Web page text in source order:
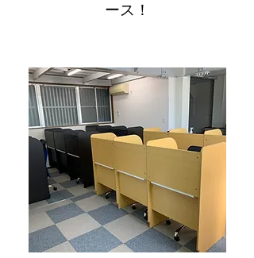
ース！